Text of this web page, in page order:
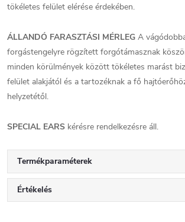
tökéletes felület elérése érdekében.
ÁLLANDÓ FARASZTÁSI MÉRLEG A
forgástengelyre rögzített forgótámasznak
minden körülmények között tökéletes marást
felület alakjától és a tartozéknak a fő
helyzetétől.
SPECIAL EARS kérésre rendelkezésre áll.
Termékparaméterek
Értékelés